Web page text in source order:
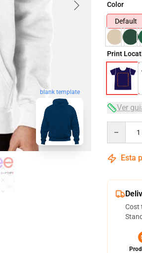
blank template
Color
Default
Print
Ver
Esta
Cost